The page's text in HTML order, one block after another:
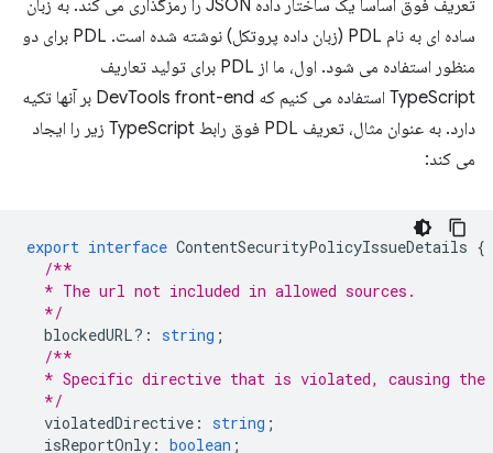
تعریف فوق اساساً یک ساختار داده JSON را رمزگذاری می کند. به زبان
ساده ای به نام PDL (زبان داده پروتکل) نوشته شده است. PDL برای دو
منظور استفاده می شود. اول، ما از PDL برای تولید تعاریف
TypeScript استفاده می کنیم که DevTools front-end بر آنها تکیه
دارد. به عنوان مثال، تعریف PDL فوق رابط TypeScript زیر را ایجاد
می کند:
export interface ContentSecurityPolicyIssueDetails {
/**
  * The url not included in allowed sources.
  */
blockedURL? : string ;
/**
* Specific directive that is violated, causing the
  */
violatedDirective : string ;
isReportOnly : boolean ;